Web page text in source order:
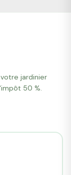
jardinier
50 %.